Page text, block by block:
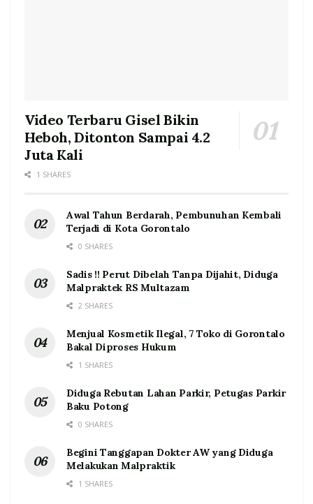
Video Terbaru Gisel Bikin
Heboh, Ditonton Sampai 4.2
Juta Kali
1 SHARES
Awal Tahun Berdarah, Pembunuhan Kembali
Terjadi di Kota Gorontalo
0 SHARES
Sadis !! Perut Dibelah Tanpa Dijahit, Diduga
Malpraktek RS Multazam
2 SHARES
Menjual Kosmetik Ilegal, 7 Toko di Gorontalo
Bakal Diproses Hukum
1 SHARES
Diduga Rebutan Lahan Parkir, Petugas Parkir
Baku Potong
0 SHARES
Begini Tanggapan Dokter AW yang Diduga
Melakukan Malpraktik
1 SHARES